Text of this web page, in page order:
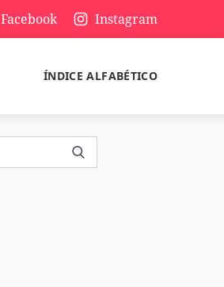
Facebook Instagram
ÍNDICE ALFABÉTICO